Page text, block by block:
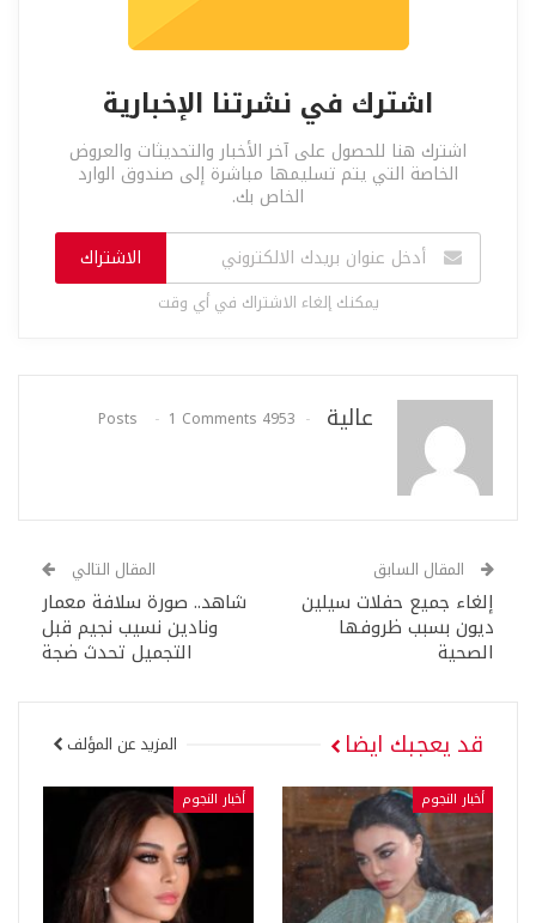
اشترك في نشرتنا الإخبارية
اشترك هنا للحصول على آخر الأخبار والتحديثات والعروض
الخاصة التي يتم تسليمها مباشرة إلى صندوق الوارد
الخاص بك.
الاشتراك
يمكنك إلغاء الاشتراك في أي وقت
عالية 4953 Posts
1 Comments
المقال السابق
إلغاء جميع حفلات سيلين
ديون بسبب ظروفها
الصحية
المقال التالي
شاهد.. صورة سلافة معمار
ونادين نسيب نجيم قبل
التجميل تحدث ضجة
قد يعجبك ايضا المزيد عن المؤلف
أخبار النجوم أخبار النجوم